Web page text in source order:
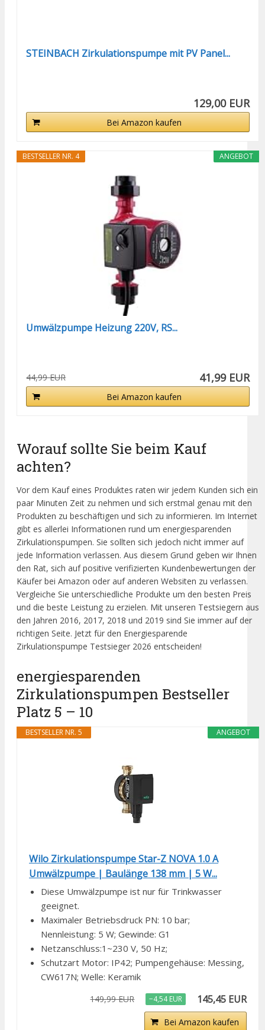
STEINBACH Zirkulationspumpe mit PV Panel...
129,00 EUR
Bei Amazon kaufen
ANGEBOT
BESTSELLER NR. 4
Umwälzpumpe Heizung 220V, RS...
44,99 EUR 41,99 EUR
Bei Amazon kaufen
Worauf sollte Sie beim Kauf
achten?
Vor dem Kauf eines Produktes raten wir jedem Kunden sich ein
paar Minuten Zeit zu nehmen und sich erstmal genau mit den
Produkten zu beschäftigen und sich zu informieren. Im Internet
gibt es allerlei Informationen rund um energiesparenden
Zirkulationspumpen. Sie sollten sich jedoch nicht immer auf
jede Information verlassen. Aus diesem Grund geben wir Ihnen
den Rat, sich auf positive verifizierten Kundenbewertungen der
Käufer bei Amazon oder auf anderen Websiten zu verlassen.
Vergleiche Sie unterschiedliche Produkte um den besten Preis
und die beste Leistung zu erzielen. Mit unseren Testsiegern aus
den Jahren 2016, 2017, 2018 und 2019 sind Sie immer auf der
richtigen Seite. Jetzt für den Energiesparende
Zirkulationspumpe Testsieger 2026 entscheiden!
energiesparenden
Zirkulationspumpen Bestseller
Platz 5 – 10
ANGEBOT
BESTSELLER NR. 5
Wilo Zirkulationspumpe Star-Z NOVA 1.0 A
Umwälzpumpe | Baulänge 138 mm | 5 W...
Diese Umwälzpumpe ist nur für Trinkwasser
geeignet.
Maximaler Betriebsdruck PN: 10 bar;
Nennleistung: 5 W; Gewinde: G1
Netzanschluss:1~230 V, 50 Hz;
Schutzart Motor: IP42; Pumpengehäuse: Messing,
CW617N; Welle: Keramik
149,99 EUR −4,54 EUR 145,45 EUR
Bei Amazon kaufen